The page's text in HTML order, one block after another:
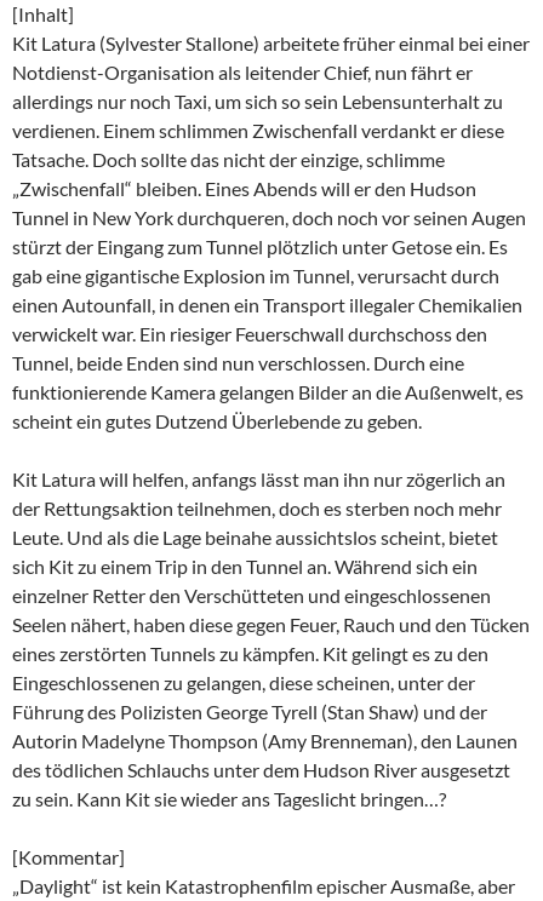
[Inhalt]
Kit Latura (Sylvester Stallone) arbeitete früher einmal bei einer
Notdienst-Organisation als leitender Chief, nun fährt er
allerdings nur noch Taxi, um sich so sein Lebensunterhalt zu
verdienen. Einem schlimmen Zwischenfall verdankt er diese
Tatsache. Doch sollte das nicht der einzige, schlimme
„Zwischenfall“ bleiben. Eines Abends will er den Hudson
Tunnel in New York durchqueren, doch noch vor seinen Augen
stürzt der Eingang zum Tunnel plötzlich unter Getose ein. Es
gab eine gigantische Explosion im Tunnel, verursacht durch
einen Autounfall, in denen ein Transport illegaler Chemikalien
verwickelt war. Ein riesiger Feuerschwall durchschoss den
Tunnel, beide Enden sind nun verschlossen. Durch eine
funktionierende Kamera gelangen Bilder an die Außenwelt, es
scheint ein gutes Dutzend Überlebende zu geben.
Kit Latura will helfen, anfangs lässt man ihn nur zögerlich an
der Rettungsaktion teilnehmen, doch es sterben noch mehr
Leute. Und als die Lage beinahe aussichtslos scheint, bietet
sich Kit zu einem Trip in den Tunnel an. Während sich ein
einzelner Retter den Verschütteten und eingeschlossenen
Seelen nähert, haben diese gegen Feuer, Rauch und den Tücken
eines zerstörten Tunnels zu kämpfen. Kit gelingt es zu den
Eingeschlossenen zu gelangen, diese scheinen, unter der
Führung des Polizisten George Tyrell (Stan Shaw) und der
Autorin Madelyne Thompson (Amy Brenneman), den Launen
des tödlichen Schlauchs unter dem Hudson River ausgesetzt
zu sein. Kann Kit sie wieder ans Tageslicht bringen…?
[Kommentar]
„Daylight“ ist kein Katastrophenfilm epischer Ausmaße, aber